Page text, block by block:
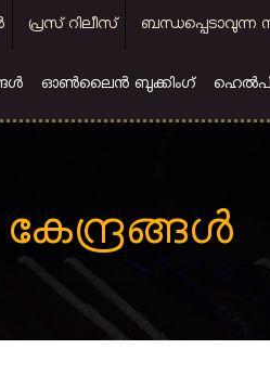
പ്രസ് റിലീസ് ബന്ധപ്പെടാവുന്ന
ഓൺലൈൻ ബുക്കിംഗ്